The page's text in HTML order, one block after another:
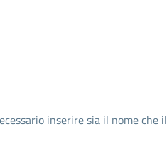
inserire sia il nome che